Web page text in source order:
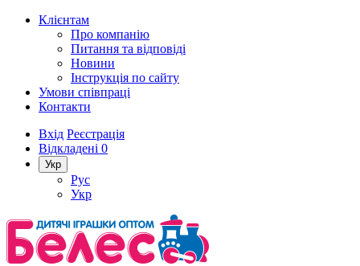
Клієнтам
Про компанію
Питання та відповіді
Новини
Інструкція по сайту
Умови співпраці
Контакти
Вхід Реєстрація
Відкладені 0
Укр
Рус
Укр